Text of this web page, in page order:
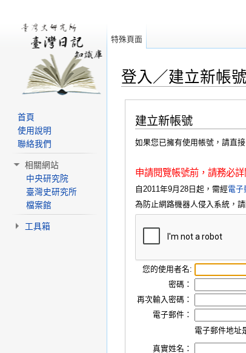
登入／建立新帳號
建立新帳號
如果您已擁有使用帳號，請直接
申請閱覽帳號前，請務必詳
自2011年9月28日起，需經電子
為防止網路機器人侵入系統，請
您的使用者名:
密碼：
再次輸入密碼：
電子郵件：
電子郵件地址
真實姓名：
特殊頁面
首頁
使用說明
聯絡我們
相關網站
中央研究院
臺灣史研究所
檔案館
工具箱